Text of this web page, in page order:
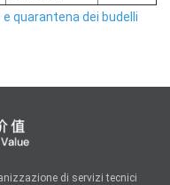
quarantena dei budelli
di servizi tecnici